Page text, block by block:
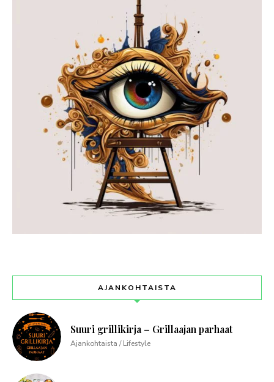
AJANKOHTAISTA
Suuri grillikirja – Grillaajan parhaat
Ajankohtaista / Lifestyle